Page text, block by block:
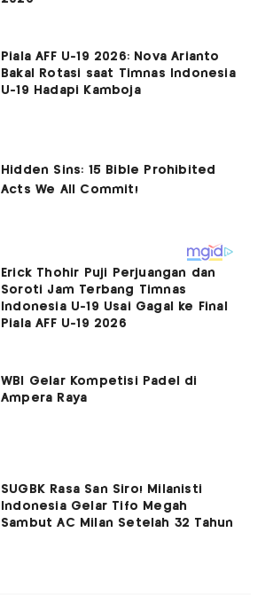
Piala AFF U-19 2026: Nova Arianto
Bakal Rotasi saat Timnas Indonesia
U-19 Hadapi Kamboja
Erick Thohir Puji Perjuangan dan
Soroti Jam Terbang Timnas
Indonesia U-19 Usai Gagal ke Final
Piala AFF U-19 2026
WBI Gelar Kompetisi Padel di
Ampera Raya
SUGBK Rasa San Siro! Milanisti
Indonesia Gelar Tifo Megah
Sambut AC Milan Setelah 32 Tahun